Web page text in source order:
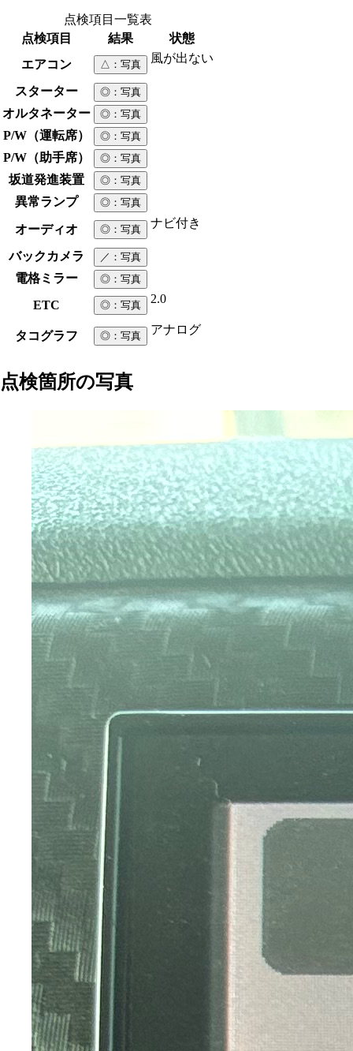
点検項目一覧表
点検項目
結果
状態
エアコン
△ ：写真 風が出ない
スターター ◎ ：写真
オルタネーター ◎ ：写真
P/W（運転席） ◎ ：写真
P/W（助手席） ◎ ：写真
坂道発進装置 ◎ ：写真
異常ランプ ◎ ：写真
オーディオ ◎ ：写真 ナビ付き
バックカメラ ／ ：写真
電格ミラー ◎ ：写真
ETC ◎ ：写真 2.0
タコグラフ ◎ ：写真 アナログ
点検箇所の写真